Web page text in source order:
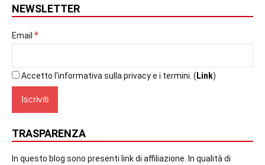
NEWSLETTER
Email *
Accetto l'informativa sulla privacy e i termini. ( Link)
TRASPARENZA
In questo blog sono presenti link di affiliazione. In qualità di